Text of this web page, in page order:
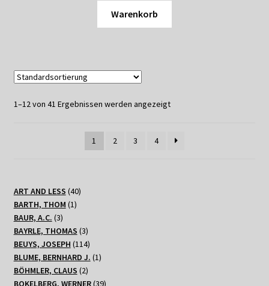
Warenkorb
1–12 von 41 Ergebnissen werden angezeigt
1 2 3 4
ART AND LESS 4040
BARTH, THOM 11
BAUR, A.C. 33
Produkte
BAYRLE, THOMAS 33
Produkte
BEUYS, JOSEPH 114114
Produkte
BLUME, BERNHARD J. 11
BÖHMLER, CLAUS 22
Produkte
BOKELBERG, WERNER 3939